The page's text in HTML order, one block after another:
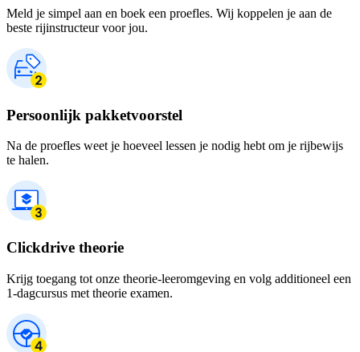
Meld je simpel aan en boek een proefles. Wij koppelen je aan de
beste rijinstructeur voor jou.
Persoonlijk pakketvoorstel
Na de proefles weet je hoeveel lessen je nodig hebt om je rijbewijs
te halen.
Clickdrive theorie
Krijg toegang tot onze theorie-leeromgeving en volg additioneel een
1-dagcursus met theorie examen.